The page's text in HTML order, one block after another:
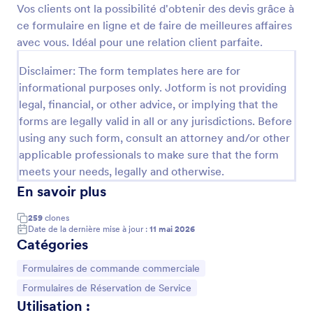
Vos clients ont la possibilité d'obtenir des devis grâce à
ce formulaire en ligne et de faire de meilleures affaires
avec vous. Idéal pour une relation client parfaite.
Disclaimer: The form templates here are for
informational purposes only. Jotform is not providing
legal, financial, or other advice, or implying that the
forms are legally valid in all or any jurisdictions. Before
using any such form, consult an attorney and/or other
applicable professionals to make sure that the form
meets your needs, legally and otherwise.
En savoir plus
259 clones
Date de la dernière mise à jour : 11 mai 2026
Catégories
Accéder à la catégorie :
Formulaires de commande commerciale
Accéder à la catégorie :
Formulaires de Réservation de Service
Utilisation :
Prévisualiser